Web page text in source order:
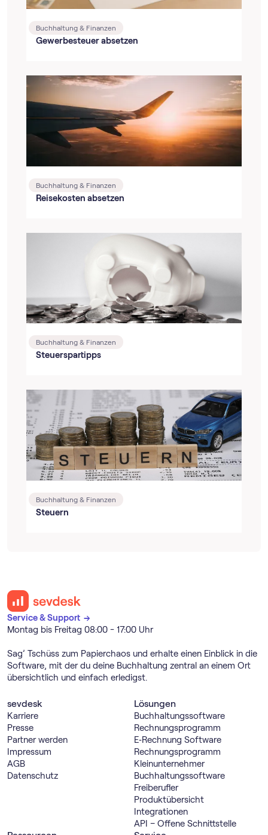
Buchhaltung & Finanzen
Gewerbesteuer absetzen
Buchhaltung & Finanzen
Reisekosten absetzen
Buchhaltung & Finanzen
Steuerspartipps
Buchhaltung & Finanzen
Steuern
Service & Support →
Montag bis Freitag 08:00 - 17:00 Uhr
Sag’ Tschüss zum Papierchaos und erhalte einen Einblick in die
Software, mit der du deine Buchhaltung zentral an einem Ort
übersichtlich und einfach erledigst.
sevdesk
Karriere
Presse
Partner werden
Impressum
AGB
Datenschutz
Lösungen
Buch­haltungs­software
Rechnungs­programm
E‑Rechnung Software
Rechnungs­programm
Kleinunternehmer
Buch­haltungs­software
Freiberufler
Produktübersicht
Integrationen
API – Offene Schnittstelle